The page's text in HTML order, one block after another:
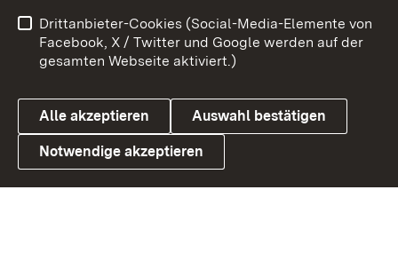
Link zum Landesportal
Benutzungshinweise
Barrierefreiheit
Datenschutz
Cookies
Drittanbieter-Cookies (Social-Media-Elemente von
Facebook, X / Twitter und Google werden auf der
gesamten Webseite aktiviert.)
Alle akzeptieren Auswahl bestätigen
Notwendige akzeptieren